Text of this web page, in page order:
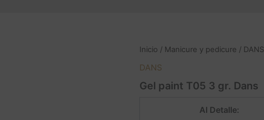
Inicio / Manicure y pedicure / DANS
DANS
Gel paint T05 3 gr. Dans
Al Detalle: